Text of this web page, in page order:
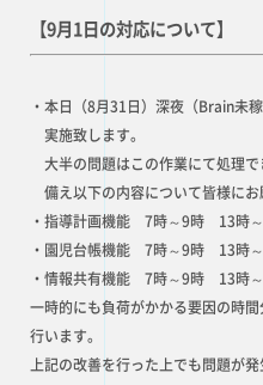
【9月1日の対応について】
・本日（8月31日）深夜（Brain未
実施致します。
大半の問題はこの作業にて処理
備え以下の内容について皆様にお
・指導計画機能 7時～9時 13時～
・園児台帳機能 7時～9時 13時～
・情報共有機能 7時～9時 13時～
一時的にも負荷がかかる要因の時
行います。
上記の改善を行った上でも問題が